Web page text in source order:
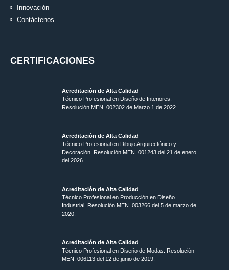
Innovación
Contáctenos
CERTIFICACIONES
Acreditación de Alta Calidad
Técnico Profesional en Diseño de Interiores.
Resolución MEN. 002302 de Marzo 1 de 2022.
Acreditación de Alta Calidad
Técnico Profesional en Dibujo Arquitectónico y
Decoración. Resolución MEN. 001243 del 21 de enero
del 2026.
Acreditación de Alta Calidad
Técnico Profesional en Producción en Diseño
Industrial. Resolución MEN. 003266 del 5 de marzo de
2020.
Acreditación de Alta Calidad
Técnico Profesional en Diseño de Modas. Resolución
MEN. 006113 del 12 de junio de 2019.